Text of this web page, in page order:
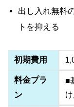
出し入れ無料
トを抑える
初期費用
料金プラ
ン
■